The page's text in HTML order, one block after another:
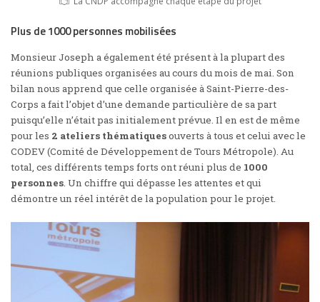
Plus de 1000 personnes mobilisées
Monsieur Joseph a également été présent à la plupart des
réunions publiques organisées au cours du mois de mai. Son
bilan nous apprend que celle organisée à Saint-Pierre-des-
Corps a fait l’objet d’une demande particulière de sa part
puisqu’elle n’était pas initialement prévue. Il en est de même
pour les 2 ateliers thématiquesouverts à tous et celui avec le
CODEV (Comité de Développement de Tours Métropole). Au
total, ces différents temps forts ont réuni plus de 1000
personnes . Un chiffre qui dépasse les attentes et qui
démontre un réel intérêt de la population pour le projet.